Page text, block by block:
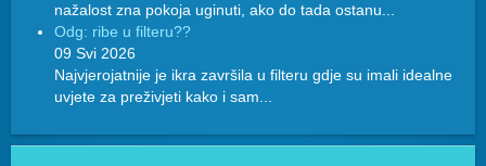
nažalost zna pokoja uginuti, ako do tada ostanu...
Odg: ribe u filteru??
09 Svi 2026
Najvjerojatnije je ikra završila u filteru gdje su imali idealne
uvjete za preživjeti kako i sam...